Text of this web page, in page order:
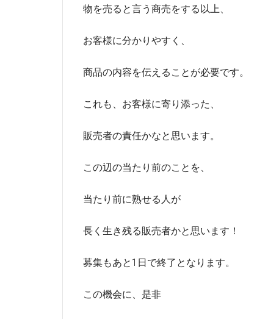
物を売ると言う商売をする以上、
お客様に分かりやすく、
商品の内容を伝えることが必要です。
これも、お客様に寄り添った、
販売者の責任かなと思います。
この辺の当たり前のことを、
当たり前に熟せる人が
長く生き残る販売者かと思います！
募集もあと1日で終了となります。
この機会に、是非